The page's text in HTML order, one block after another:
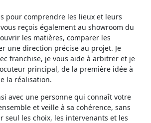
pour comprendre les lieux et leurs
reçois également au showroom du
les matières, comparer les
une direction précise au projet. Je
franchise, je vous aide à arbitrer et je
principal, de la première idée à
la réalisation.
avec une personne qui connaît votre
et veille à sa cohérence, sans
seul les choix, les intervenants et les